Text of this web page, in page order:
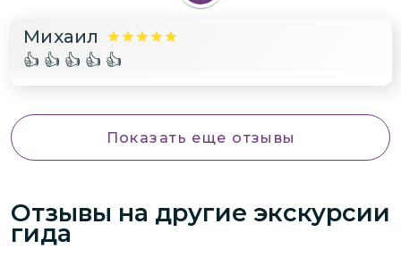
Михаил
👍 👍 👍 👍 👍
Показать еще отзывы
Отзывы на другие экскурсии
гида